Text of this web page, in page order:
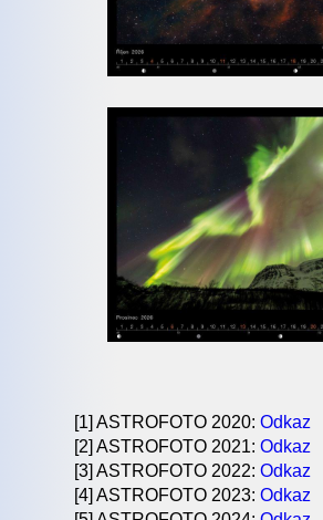
[1] ASTROFOTO 2020: Odkaz
[2] ASTROFOTO 2021: Odkaz
[3] ASTROFOTO 2022: Odkaz
[4] ASTROFOTO 2023: Odkaz